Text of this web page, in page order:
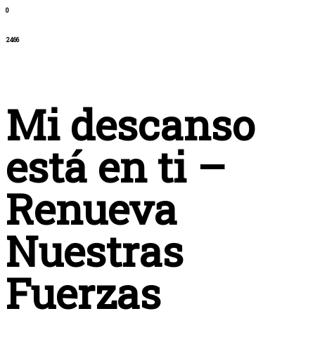
0
2466
Mi descanso
está en ti –
Renueva
Nuestras
Fuerzas